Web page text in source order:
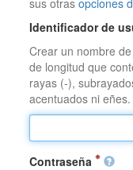
Identificador de
Crear un nombre
de longitud que
rayas (-),
acentuados ni eñes.
Contraseña